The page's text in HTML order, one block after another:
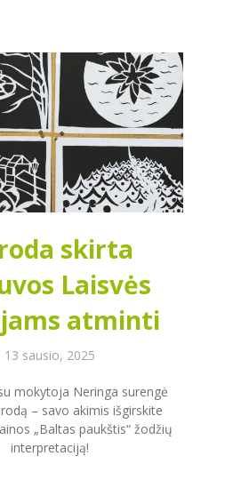
skirta
Laisvės
atminti
13 sausio, 2025
mokytoja Neringa surengė
– savo akimis išgirskite
„Baltas paukštis“ žodžių
interpretaciją!